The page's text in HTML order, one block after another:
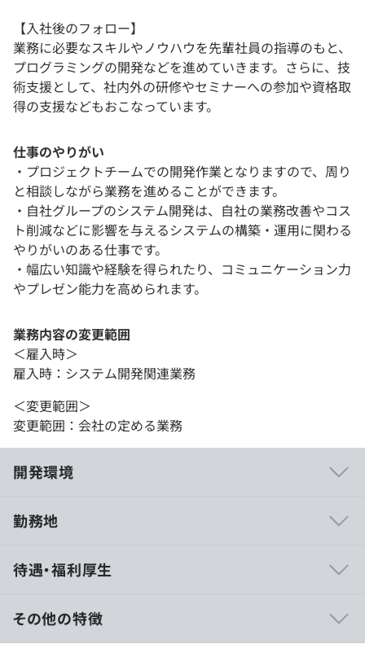
【入社後のフォロー】
業務に必要なスキルやノウハウを先輩社員の指導のもと、
プログラミングの開発などを進めていきます。さらに、技
術支援として、社内外の研修やセミナーへの参加や資格取
得の支援などもおこなっています。
仕事のやりがい
・プロジェクトチームでの開発作業となりますので、周り
と相談しながら業務を進めることができます。
・自社グループのシステム開発は、自社の業務改善やコス
ト削減などに影響を与えるシステムの構築・運用に関わる
やりがいのある仕事です。
・幅広い知識や経験を得られたり、コミュニケーション力
やプレゼン能力を高められます。
業務内容の変更範囲
＜雇入時＞
雇入時：システム開発関連業務
＜変更範囲＞
変更範囲：会社の定める業務
開発環境
やクラウド、オープンソースやパッケージソフトなど、さ
強みは、業務プロセスやビジネスモデルを深く理解し、社
内外に問わず、ITの視点から業務改善等企画提案ができる
ことです。
勤務地
待遇・福利厚生
■賃金形態：月給制
その他の特徴